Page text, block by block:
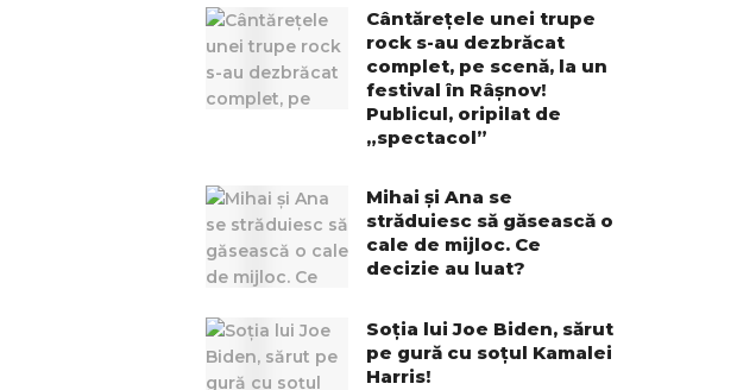
Cântărețele unei trupe
rock s-au dezbrăcat
complet, pe scenă, la un
festival în Râșnov!
Publicul, oripilat de
„spectacol”
Mihai și Ana se
străduiesc să găsească o
cale de mijloc. Ce
decizie au luat?
Soția lui Joe Biden, sărut
pe gură cu soțul Kamalei
Harris!